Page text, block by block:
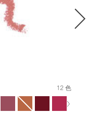
12 色